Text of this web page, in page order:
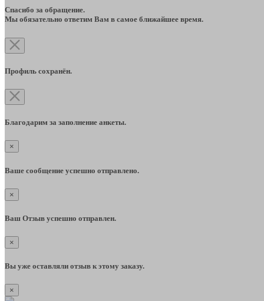
Спасибо за обращение.
Мы обязательно ответим Вам в самое ближайшее время.
Профиль сохранён.
Благодарим за заполнение анкеты.
×
Ваше сообщение успешно отправлено.
×
Ваш Отзыв успешно отправлен.
×
Вы уже оставляли отзыв к этому заказу.
×